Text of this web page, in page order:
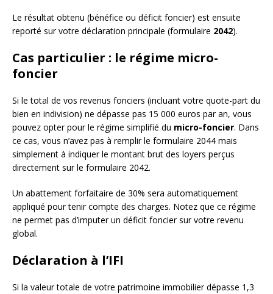
Le résultat obtenu (bénéfice ou déficit foncier) est ensuite
reporté sur votre déclaration principale (formulaire 2042).
Cas particulier : le régime micro-
foncier
Si le total de vos revenus fonciers (incluant votre quote-part du
bien en indivision) ne dépasse pas 15 000 euros par an, vous
pouvez opter pour le régime simplifié du micro-foncier. Dans
ce cas, vous n’avez pas à remplir le formulaire 2044 mais
simplement à indiquer le montant brut des loyers perçus
directement sur le formulaire 2042.
Un abattement forfaitaire de 30% sera automatiquement
appliqué pour tenir compte des charges. Notez que ce régime
ne permet pas d’imputer un déficit foncier sur votre revenu
global.
Déclaration à l’IFI
Si la valeur totale de votre patrimoine immobilier dépasse 1,3